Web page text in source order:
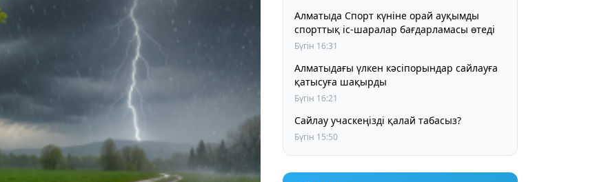
Алматыда Спорт күніне орай ауқымды
спорттық іс-шаралар бағдарламасы өтеді
Бүгін 16:31
Алматыдағы үлкен кәсіпорындар сайлауға
қатысуға шақырды
Бүгін 16:21
Сайлау учаскеңізді қалай табасыз?
Бүгін 15:50